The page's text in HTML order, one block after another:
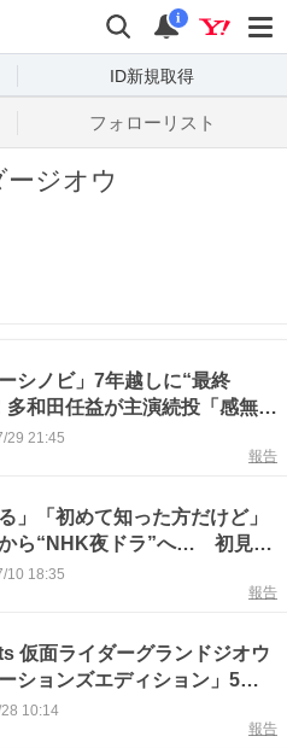
検索
通知
i
ID新規取得
フォローリスト
ジオウ
シノビ」7年越しに“最終
多和田任益が主演続投「感無量
29 21:45
報告
」「初めて知った方だけど」
ら“NHK夜ドラ”へ… 初見の
んだ俳優に“称賛”の声
10 18:35
報告
仮面ライダーグランドジオウ
ションズエディション」5月
約開始
10:14
報告